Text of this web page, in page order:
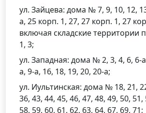
ул. Зайцева: дома № 7, 9, 10, 12,
а, 25 корп. 1, 27, 27 корп. 1, 27
включая складские территории
1, 3;
ул. Западная: дома № 2, 3, 4, 6, 6-
а, 9-а, 16, 18, 19, 20, 20-а;
ул. Иультинская: дома № 18, 21,
36, 43, 44, 45, 46, 47, 48, 49, 50, 51,
58, 59, 60, 61, 62, 63, 64, 67, 69, 71;